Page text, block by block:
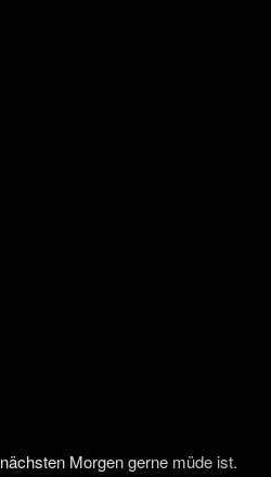
Morgen gerne müde ist.